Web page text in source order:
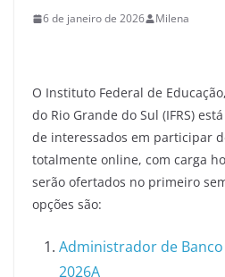
6 de janeiro de 2026 Milena
O Instituto Federal de
do Rio Grande do Sul (IFRS)
de interessados em participar
totalmente online, com carga
serão ofertados no primeiro
opções são:
Administrador de
2026A